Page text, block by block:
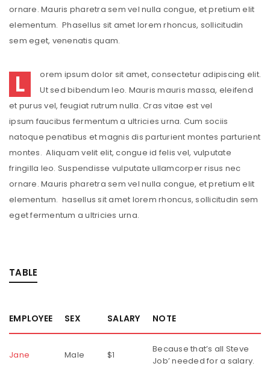
ornare. Mauris pharetra sem vel nulla congue, et pretium elit
elementum. Phasellus sit amet lorem rhoncus, sollicitudin
sem eget, venenatis quam.
L
orem ipsum dolor sit amet, consectetur adipiscing elit.
Ut sed bibendum leo. Mauris mauris massa, eleifend
et purus vel, feugiat rutrum nulla. Cras vitae est vel
ipsum faucibus fermentum a ultricies urna. Cum sociis
natoque penatibus et magnis dis parturient montes parturient
montes. Aliquam velit elit, congue id felis vel, vulputate
fringilla leo. Suspendisse vulputate ullamcorper risus nec
ornare. Mauris pharetra sem vel nulla congue, et pretium elit
elementum. hasellus sit amet lorem rhoncus, sollicitudin sem
eget fermentum a ultricies urna.
TABLE
EMPLOYEE SEX SALARY NOTE
Jane Male $1
Because that’s all Steve
Job’ needed for a salary.